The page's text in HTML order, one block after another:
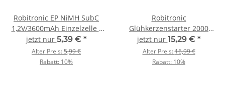
Robitronic EP NiMH SubC
1,2V/3600mAh Einzelzelle /
EP3600
jetzt nur 5,39 € *
Alter Preis:5,99 €
Rabatt: 10%
Robitronic
Glühkerzenstarter 2000
mAh mit Ladegerät / RB1018
jetzt nur 15,29 € *
Alter Preis:16,99 €
Rabatt: 10%